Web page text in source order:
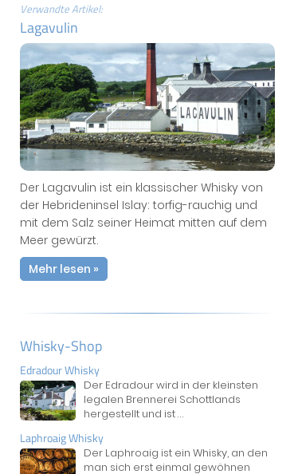
Verwandte Artikel:
Lagavulin
Der Lagavulin ist ein klassischer Whisky von
der Hebrideninsel Islay: torfig-rauchig und
mit dem Salz seiner Heimat mitten auf dem
Meer gewürzt.
Mehr lesen »
Whisky-Shop
Edradour Whisky
Der Edradour wird in der kleinsten
legalen Brennerei Schottlands
hergestellt und ist...
Laphroaig Whisky
Der Laphroaig ist ein Whisky, an den
man sich erst einmal gewöhnen